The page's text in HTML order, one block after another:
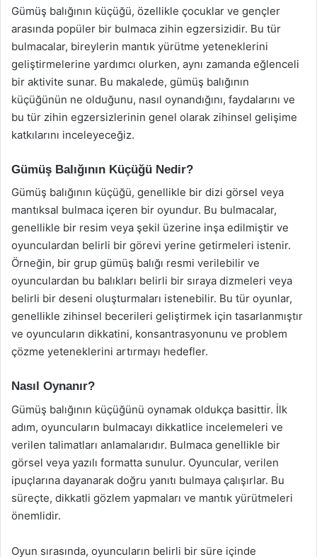
Gümüş balığının küçüğü, özellikle çocuklar ve gençler
arasında popüler bir bulmaca zihin egzersizidir. Bu tür
bulmacalar, bireylerin mantık yürütme yeteneklerini
geliştirmelerine yardımcı olurken, aynı zamanda eğlenceli
bir aktivite sunar. Bu makalede, gümüş balığının
küçüğünün ne olduğunu, nasıl oynandığını, faydalarını ve
bu tür zihin egzersizlerinin genel olarak zihinsel gelişime
katkılarını inceleyeceğiz.
Gümüş Balığının Küçüğü Nedir?
Gümüş balığının küçüğü, genellikle bir dizi görsel veya
mantıksal bulmaca içeren bir oyundur. Bu bulmacalar,
genellikle bir resim veya şekil üzerine inşa edilmiştir ve
oyunculardan belirli bir görevi yerine getirmeleri istenir.
Örneğin, bir grup gümüş balığı resmi verilebilir ve
oyunculardan bu balıkları belirli bir sıraya dizmeleri veya
belirli bir deseni oluşturmaları istenebilir. Bu tür oyunlar,
genellikle zihinsel becerileri geliştirmek için tasarlanmıştır
ve oyuncuların dikkatini, konsantrasyonunu ve problem
çözme yeteneklerini artırmayı hedefler.
Nasıl Oynanır?
Gümüş balığının küçüğünü oynamak oldukça basittir. İlk
adım, oyuncuların bulmacayı dikkatlice incelemeleri ve
verilen talimatları anlamalarıdır. Bulmaca genellikle bir
görsel veya yazılı formatta sunulur. Oyuncular, verilen
ipuçlarına dayanarak doğru yanıtı bulmaya çalışırlar. Bu
süreçte, dikkatli gözlem yapmaları ve mantık yürütmeleri
önemlidir.
Oyun sırasında, oyuncuların belirli bir süre içinde